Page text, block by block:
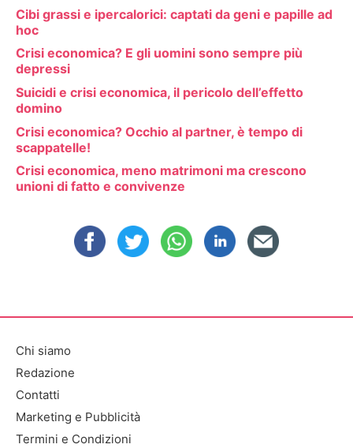
Cibi grassi e ipercalorici: captati da geni e papille ad
hoc
Crisi economica? E gli uomini sono sempre più
depressi
Suicidi e crisi economica, il pericolo dell’effetto
domino
Crisi economica? Occhio al partner, è tempo di
scappatelle!
Crisi economica, meno matrimoni ma crescono
unioni di fatto e convivenze
Chi siamo
Redazione
Contatti
Marketing e Pubblicità
Termini e Condizioni